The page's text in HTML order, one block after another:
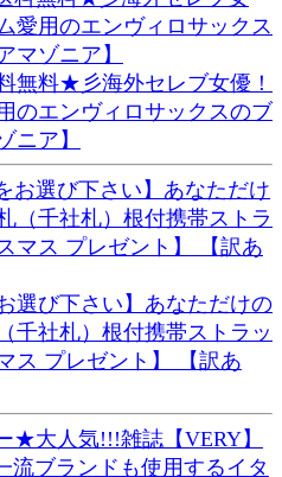
無料★彡海外セレブ女優！
のエンヴィロサックスのブ
ニア】
選び下さい】あなただけの
千社札）根付携帯ストラッ
ス プレゼント】 【訳あ